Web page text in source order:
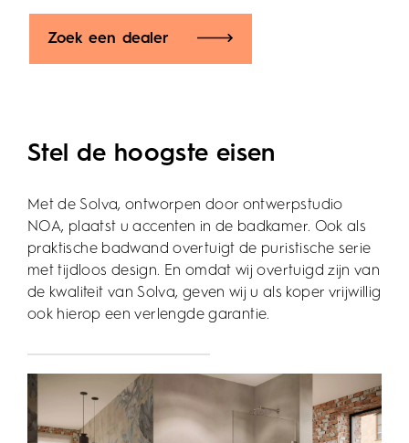
Zoek een dealer
Stel de hoogste eisen
Met de Solva, ontworpen door ontwerpstudio
NOA, plaatst u accenten in de badkamer. Ook als
praktische badwand overtuigt de puristische serie
met tijdloos design. En omdat wij overtuigd zijn van
de kwaliteit van Solva, geven wij u als koper vrijwillig
ook hierop een verlengde garantie.